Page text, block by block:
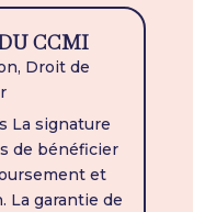
CCMI
, Droit de
La signature
de bénéficier
et
La garantie de